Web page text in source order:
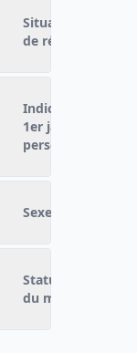
Situation quant
de référence du
Indicateur du
1er janvier de
personne de
Sexe de la
Statut conjugal
du ménage